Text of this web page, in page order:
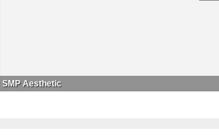
SMP Aesthetic